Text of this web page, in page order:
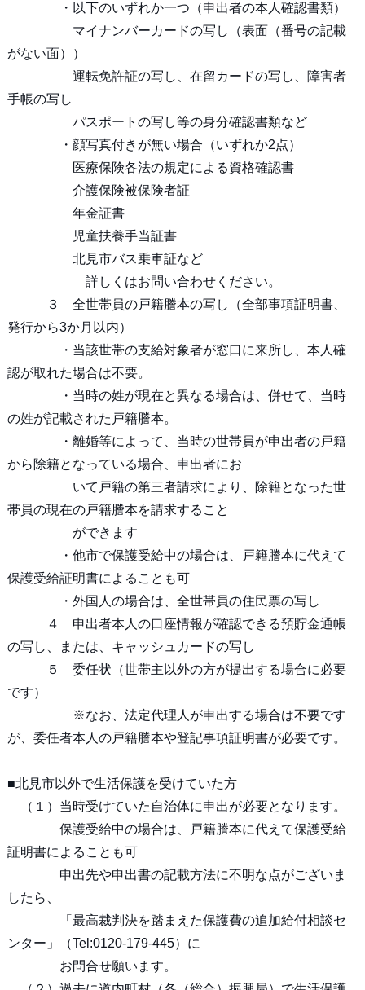
・以下のいずれか一つ（申出者の本人確認書類）
マイナンバーカードの写し（表面（番号の記載
がない面））
運転免許証の写し、在留カードの写し、障害者
手帳の写し
パスポートの写し等の身分確認書類など
・顔写真付きが無い場合（いずれか2点）
医療保険各法の規定による資格確認書
介護保険被保険者証
年金証書
児童扶養手当証書
北見市バス乗車証など
詳しくはお問い合わせください。
３ 全世帯員の戸籍謄本の写し（全部事項証明書、
発行から3か月以内）
・当該世帯の支給対象者が窓口に来所し、本人確
認が取れた場合は不要。
・当時の姓が現在と異なる場合は、併せて、当時
の姓が記載された戸籍謄本。
・離婚等によって、当時の世帯員が申出者の戸籍
から除籍となっている場合、申出者にお
いて戸籍の第三者請求により、除籍となった世
帯員の現在の戸籍謄本を請求すること
ができます
・他市で保護受給中の場合は、戸籍謄本に代えて
保護受給証明書によることも可
・外国人の場合は、全世帯員の住民票の写し
４ 申出者本人の口座情報が確認できる預貯金通帳
の写し、または、キャッシュカードの写し
５ 委任状（世帯主以外の方が提出する場合に必要
です）
※なお、法定代理人が申出する場合は不要です
が、委任者本人の戸籍謄本や登記事項証明書が必要です。
■北見市以外で生活保護を受けていた方
（１）当時受けていた自治体に申出が必要となります。
保護受給中の場合は、戸籍謄本に代えて保護受給
証明書によることも可
申出先や申出書の記載方法に不明な点がございま
したら、
「最高裁判決を踏まえた保護費の追加給付相談セ
ンター」（Tel:0120-179-445）に
お問合せ願います。